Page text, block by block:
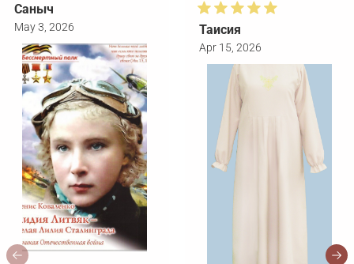
Саныч
May 3, 2026 Таисия
Apr 15, 2026